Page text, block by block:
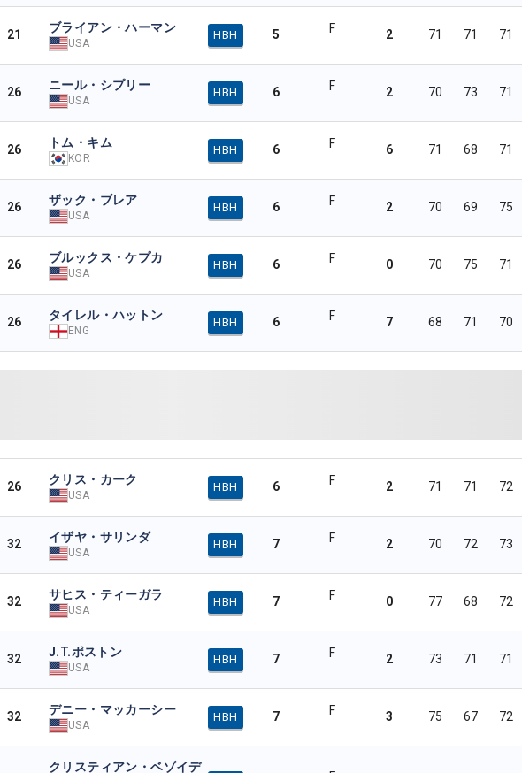
21 ブライアン・ハーマン
USA
HBH 5 F 2 71 71 71
26 ニール・シプリー
USA
HBH 6 F 2 70 73 71
26 トム・キム
KOR
HBH 6 F 6 71 68 71
26 ザック・ブレア
USA
HBH 6 F 2 70 69 75
26 ブルックス・ケプカ
USA
HBH 6 F 0 70 75 71
26 タイレル・ハットン
ENG
HBH 6 F 7 68 71 70
26 クリス・カーク
USA
HBH 6 F 2 71 71 72
32 イザヤ・サリンダ
USA
HBH 7 F 2 70 72 73
32 サヒス・ティーガラ
USA
HBH 7 F 0 77 68 72
32 J.T.ポストン
USA
HBH 7 F 2 73 71 71
32 デニー・マッカーシー
USA
HBH 7 F 3 75 67 72
クリスティアン・ベゾイデ